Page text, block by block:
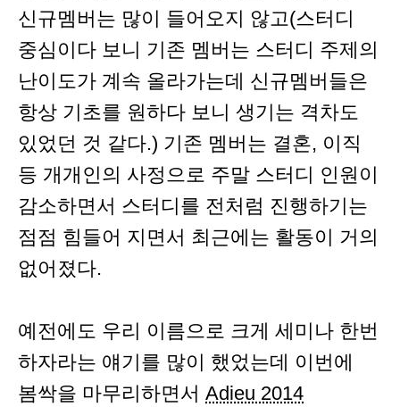
신규멤버는 많이 들어오지 않고(스터디
중심이다 보니 기존 멤버는 스터디 주제의
난이도가 계속 올라가는데 신규멤버들은
항상 기초를 원하다 보니 생기는 격차도
있었던 것 같다.) 기존 멤버는 결혼, 이직
등 개개인의 사정으로 주말 스터디 인원이
감소하면서 스터디를 전처럼 진행하기는
점점 힘들어 지면서 최근에는 활동이 거의
없어졌다.
예전에도 우리 이름으로 크게 세미나 한번
하자라는 얘기를 많이 했었는데 이번에
봄싹을 마무리하면서 Adieu 2014